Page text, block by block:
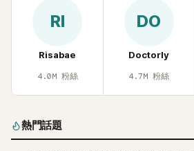
RI
Risabae
4.0M 粉絲
DO
Doctorly
4.7M 粉絲
熱門話題